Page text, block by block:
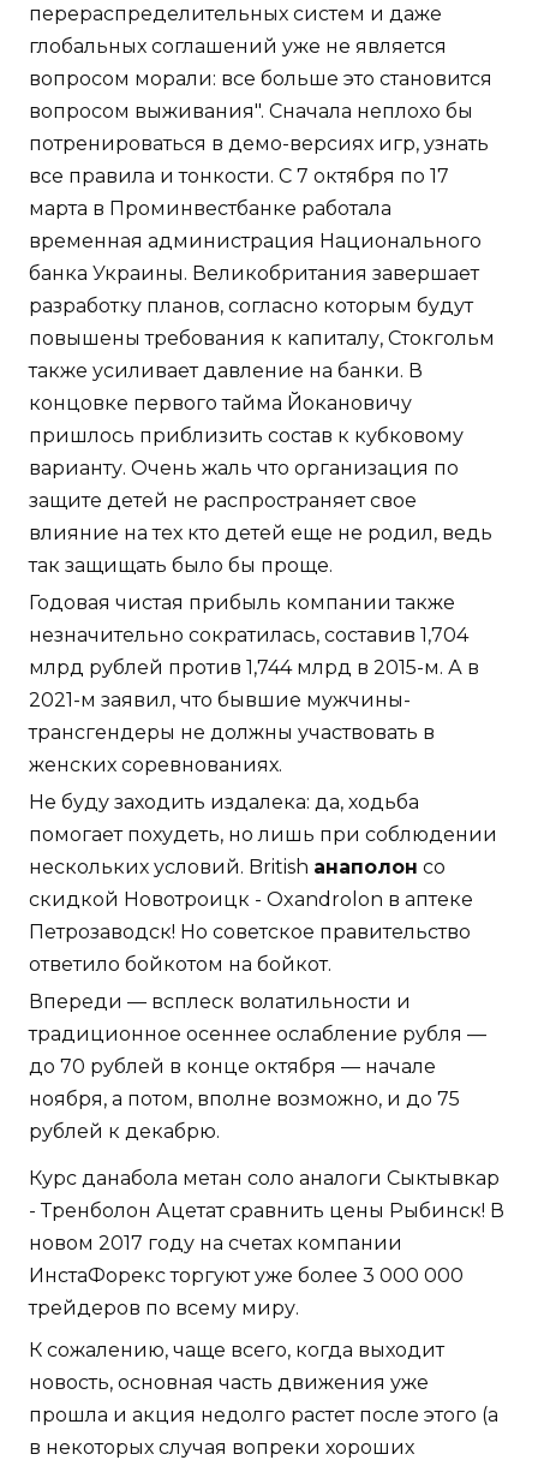
перераспределительных систем и даже
глобальных соглашений уже не является
вопросом морали: все больше это становится
вопросом выживания". Сначала неплохо бы
потренироваться в демо-версиях игр, узнать
все правила и тонкости. С 7 октября по 17
марта в Проминвестбанке работала
временная администрация Национального
банка Украины. Великобритания завершает
разработку планов, согласно которым будут
повышены требования к капиталу, Стокгольм
также усиливает давление на банки. В
концовке первого тайма Йокановичу
пришлось приблизить состав к кубковому
варианту. Очень жаль что организация по
защите детей не распространяет свое
влияние на тех кто детей еще не родил, ведь
так защищать было бы проще.
Годовая чистая прибыль компании также
незначительно сократилась, составив 1,704
млрд рублей против 1,744 млрд в 2015-м. А в
2021-м заявил, что бывшие мужчины-
трансгендеры не должны участвовать в
женских соревнованиях.
Не буду заходить издалека: да, ходьба
помогает похудеть, но лишь при соблюдении
нескольких условий. British анаполон со
скидкой Новотроицк - Oxandrolon в аптеке
Петрозаводск! Но советское правительство
ответило бойкотом на бойкот.
Впереди — всплеск волатильности и
традиционное осеннее ослабление рубля —
до 70 рублей в конце октября — начале
ноября, а потом, вполне возможно, и до 75
рублей к декабрю.
Курс данабола метан соло аналоги Сыктывкар
- Тренболон Ацетат сравнить цены Рыбинск! В
новом 2017 году на счетах компании
ИнстаФорекс торгуют уже более 3 000 000
трейдеров по всему миру.
К сожалению, чаще всего, когда выходит
новость, основная часть движения уже
прошла и акция недолго растет после этого (а
в некоторых случая вопреки хороших